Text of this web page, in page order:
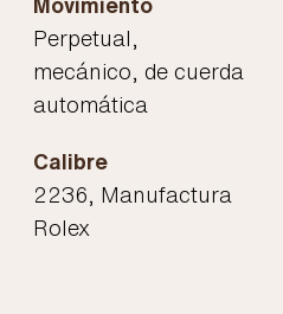
Movimiento
Perpetual,
mecánico, de cuerda
automática
Calibre
2236, Manufactura
Rolex